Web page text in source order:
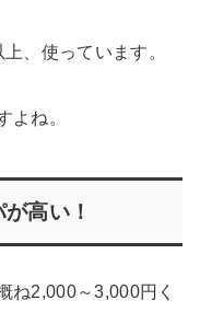
、使っています。
よね。
高い！
ね2,000～3,000円く